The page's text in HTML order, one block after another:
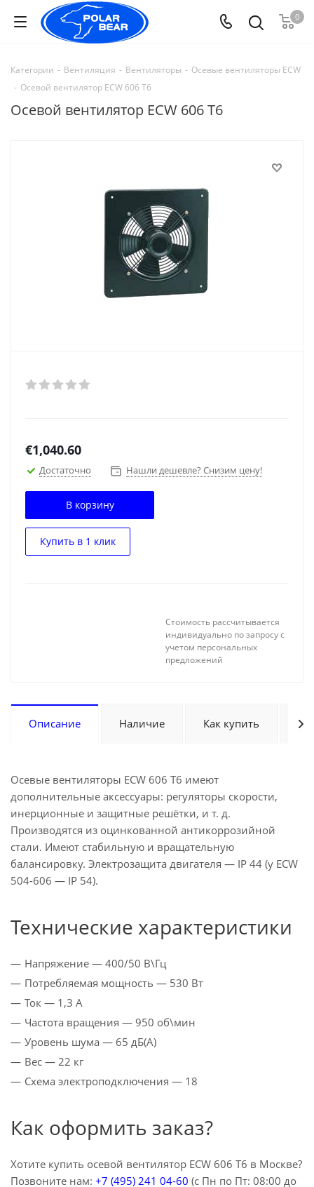
0
Категории - Вентиляция - Вентиляторы - Осевые вентиляторы ECW
- Осевой вентилятор ECW 606 T6
Осевой вентилятор ECW 606 T6
€1,040.60
Достаточно Нашли дешевле? Снизим цену!
В корзину
Купить в 1 клик
Стоимость рассчитывается
индивидуально по запросу с
учетом персональных
предложений
Описание Наличие Как купить
Осевые вентиляторы ECW 606 T6 имеют
дополнительные аксессуары: регуляторы скорости,
инерционные и защитные решётки, и т. д.
Производятся из оцинкованной антикоррозийной
стали. Имеют стабильную и вращательную
балансировку. Электрозащита двигателя — IP 44 (у ECW
504-606 — IP 54).
Технические характеристики
Напряжение — 400/50 В\Гц
Потребляемая мощность — 530 Вт
Ток — 1,3 A
Частота вращения — 950 об\мин
Уровень шума — 65 дБ(А)
Вес — 22 кг
Схема электроподключения — 18
Как оформить заказ?
Хотите купить осевой вентилятор ECW 606 T6 в Москве?
Позвоните нам: +7 (495) 241 04-60 (с Пн по Пт: 08:00 до